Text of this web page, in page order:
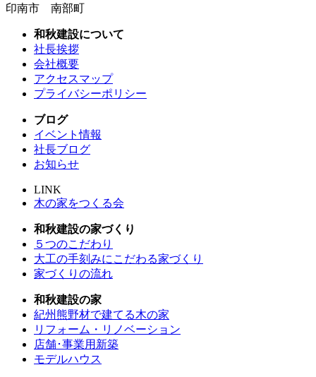
印南市 南部町
和秋建設について
社長挨拶
会社概要
アクセスマップ
プライバシーポリシー
ブログ
イベント情報
社長ブログ
お知らせ
LINK
木の家をつくる会
和秋建設の家づくり
５つのこだわり
大工の手刻みにこだわる家づくり
家づくりの流れ
和秋建設の家
紀州熊野材で建てる木の家
リフォーム・リノベーション
店舗･事業用新築
モデルハウス